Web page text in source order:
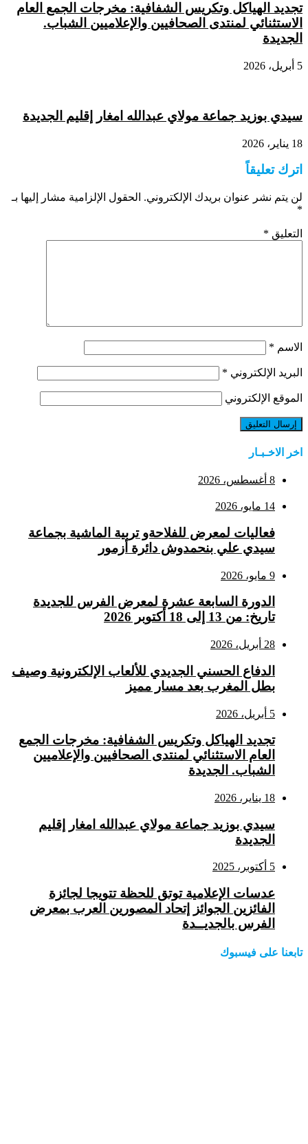
تجديد الهياكل وتكريس الشفافية: مخرجات الجمع العام
الاستثنائي لمنتدى الصحافيين والإعلاميين الشباب.
الجديدة
5 أبريل، 2026
سيدي بوزيد جماعة مولاي عبدالله امغار إقليم الجديدة
18 يناير، 2026
اترك تعليقاً
لن يتم نشر عنوان بريدك الإلكتروني. الحقول الإلزامية مشار إليها بـ
*
التعليق *
الاسم *
البريد الإلكتروني *
الموقع الإلكتروني
اخر الاخـبـار
8 أغسطس، 2026
14 مايو، 2026
فعاليات لمعرض للفلاحةو تربية الماشية بجماعة
سيدي علي بنحمدوش دائرة أزمور
9 مايو، 2026
الدورة السابعة عشرة لمعرض الفرس للجديدة
تاريخ: من 13 إلى 18 أكتوبر 2026
28 أبريل، 2026
الدفاع الحسني الجديدي للألعاب الإلكترونية وصيف
بطل المغرب بعد مسار مميز
5 أبريل، 2026
تجديد الهياكل وتكريس الشفافية: مخرجات الجمع
العام الاستثنائي لمنتدى الصحافيين والإعلاميين
الشباب. الجديدة
18 يناير، 2026
سيدي بوزيد جماعة مولاي عبدالله امغار إقليم
الجديدة
5 أكتوبر، 2025
عدسات الإعلامية توتق للحظة تتويجا لجائزة
الفائزين الجوائز إتحاد المصورين العرب بمعرض
الفرس بالجديــدة
تابعنا على فيسبوك